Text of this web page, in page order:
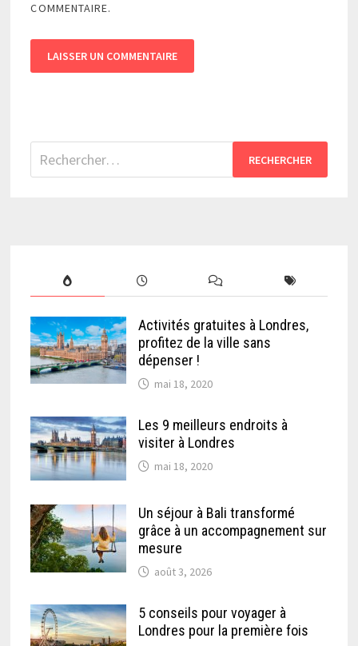
COMMENTAIRE.
Rechercher :
Activités gratuites à Londres,
profitez de la ville sans
dépenser !
mai 18, 2020
Les 9 meilleurs endroits à
visiter à Londres
mai 18, 2020
Un séjour à Bali transformé
grâce à un accompagnement sur
mesure
août 3, 2026
5 conseils pour voyager à
Londres pour la première fois